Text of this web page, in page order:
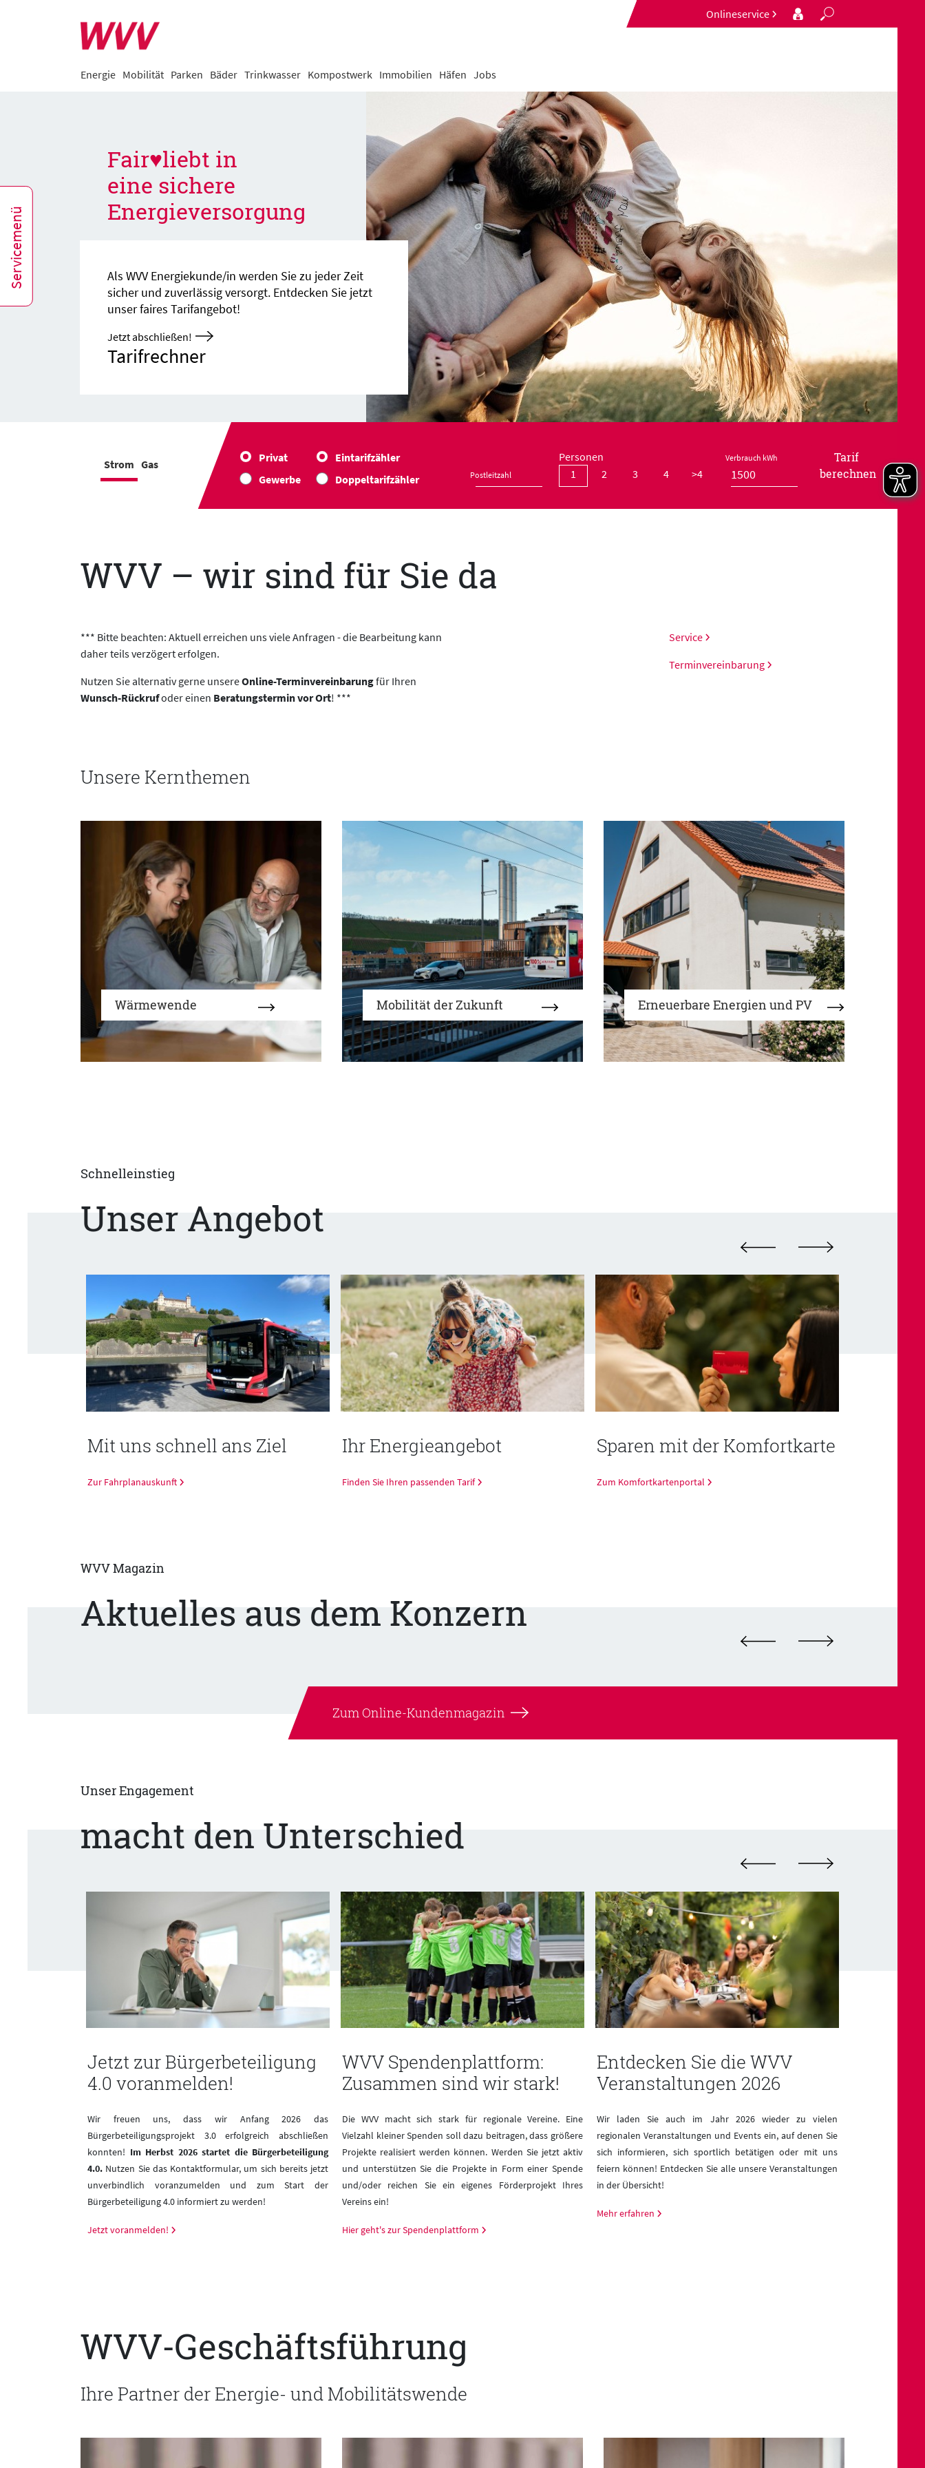
Servicemenü
Onlineservice
Energie Mobilität Parken Bäder Trinkwasser Kompostwerk Immobilien Häfen Jobs
Fair♥liebt in
eine sichere
Energieversorgung
Als WVV Energiekunde/in werden Sie zu jeder Zeit
sicher und zuverlässig versorgt. Entdecken Sie jetzt
unser faires Tarifangebot!
Jetzt abschließen!
Tarifrechner
Strom Gas
Privat
Gewerbe
Eintarifzähler
Doppeltarifzähler
Postleitzahl
Personen
1
2 3 4 >4
Verbrauch kWh
Tarif
berechnen
WVV – wir sind für Sie da
*** Bitte beachten: Aktuell erreichen uns viele Anfragen - die Bearbeitung kann
daher teils verzögert erfolgen.
Nutzen Sie alternativ gerne unsereOnline-Terminvereinbarungfür Ihren
Wunsch-Rückrufoder einen Beratungstermin vor Ort! ***
Service
Terminvereinbarung
Unsere Kernthemen
Wärmewende Mobilität der Zukunft Erneuerbare Energien und PV
Schnelleinstieg
Unser Angebot
Mit uns schnell ans Ziel
Zur Fahrplanauskunft
Ihr Energieangebot
Finden Sie Ihren passenden Tarif
Sparen mit der Komfortkarte
Zum Komfortkartenportal
WVV Magazin
Aktuelles aus dem Konzern
Zum Online-Kundenmagazin
Unser Engagement
macht den Unterschied
Jetzt zur Bürgerbeteiligung
4.0 voranmelden!
Wir freuen uns, dass wir Anfang 2026 das
Bürgerbeteiligungsprojekt 3.0 erfolgreich abschließen
konnten! Im Herbst 2026 startet die Bürgerbeteiligung
4.0. Nutzen Sie das Kontaktformular, um sich bereits jetzt
unverbindlich voranzumelden und zum Start der
Bürgerbeteiligung 4.0 informiert zu werden!
Jetzt voranmelden!
WVV Spendenplattform:
Zusammen sind wir stark!
Die WVV macht sich stark für regionale Vereine. Eine
Vielzahl kleiner Spenden soll dazu beitragen, dass größere
Projekte realisiert werden können. Werden Sie jetzt aktiv
und unterstützen Sie die Projekte in Form einer Spende
und/oder reichen Sie ein eigenes Förderprojekt Ihres
Vereins ein!
Hier geht's zur Spendenplattform
Entdecken Sie die WVV
Veranstaltungen 2026
Wir laden Sie auch im Jahr 2026 wieder zu vielen
regionalen Veranstaltungen und Events ein, auf denen Sie
sich informieren, sich sportlich betätigen oder mit uns
feiern können! Entdecken Sie alle unsere Veranstaltungen
in der Übersicht!
Mehr erfahren
WVV-Geschäftsführung
Ihre Partner der Energie- und Mobilitätswende